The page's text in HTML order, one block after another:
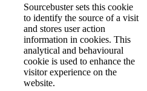
Sourcebuster sets this cookie
to identify the source of a visit
and stores user action
information in cookies. This
analytical and behavioural
cookie is used to enhance the
visitor experience on the
website.